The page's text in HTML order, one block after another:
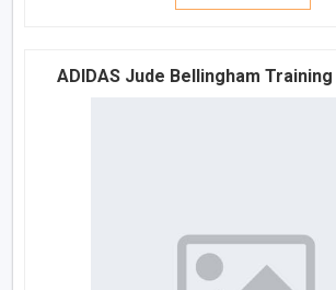
ADIDAS Jude Bellingham